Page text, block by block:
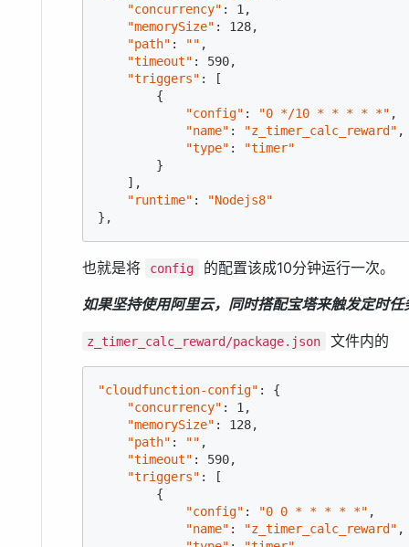
"concurrency" : 1 ,
"memorySize" : 128,
"path" : "" ,
"timeout" : 590,
"triggers" : [
        {
"config" : "0 */10 * * * * *" ,
"name" : "z_timer_calc_reward" ,
"type" :
"timer"
        }
    ],
"runtime" :
"Nodejs8"
},
也就是将 config
的配置该成10分钟运行一次。
如果坚持使用阿里云，同时搭配宝塔来触发定时任
z_timer_calc_reward/package.json 文件内的
"cloudfunction-config" : {
"concurrency" : 1 ,
"memorySize" : 128,
"path" : "" ,
"timeout" : 590,
"triggers" : [
        {
"config" : "0 0 * * * * *" ,
"name" : "z_timer_calc_reward" ,